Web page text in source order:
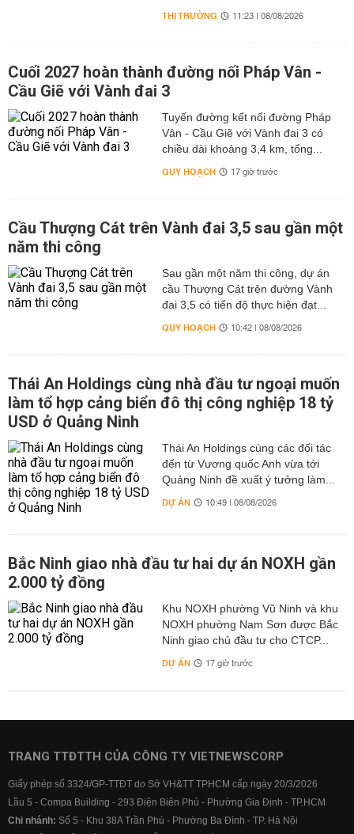
THỊ TRƯỜNG 11:23 | 08/08/2026
Cuối 2027 hoàn thành đường nối Pháp Vân -
Cầu Giẽ với Vành đai 3
Tuyến đường kết nối đường Pháp
Vân - Cầu Giẽ với Vành đai 3 có
chiều dài khoảng 3,4 km, tổng...
QUY HOẠCH 17 giờ trước
Cầu Thượng Cát trên Vành đai 3,5 sau gần một
năm thi công
Sau gần một năm thi công, dự án
cầu Thượng Cát trên đường Vành
đai 3,5 có tiến độ thực hiện đạt...
QUY HOẠCH 10:42 | 08/08/2026
Thái An Holdings cùng nhà đầu tư ngoại muốn
làm tổ hợp cảng biển đô thị công nghiệp 18 tỷ
USD ở Quảng Ninh
Thái An Holdings cùng các đối tác
đến từ Vương quốc Anh vừa tới
Quảng Ninh đề xuất ý tưởng làm...
DỰ ÁN 10:49 | 08/08/2026
Bắc Ninh giao nhà đầu tư hai dự án NOXH gần
2.000 tỷ đồng
Khu NOXH phường Vũ Ninh và khu
NOXH phường Nam Sơn được Bắc
Ninh giao chủ đầu tư cho CTCP...
DỰ ÁN 17 giờ trước
TRANG TTĐTTH CỦA CÔNG TY VIETNEWSCORP
Giấy phép số 3324/GP-TTĐT do Sở VH&TT TPHCM cấp ngày 20/3/2026
Lầu 5 - Compa Building - 293 Điện Biên Phủ - Phường Gia Định - TP.HCM
Chi nhánh: Số 5 - Khu 38A Trần Phú - Phường Ba Đình - TP. Hà Nội